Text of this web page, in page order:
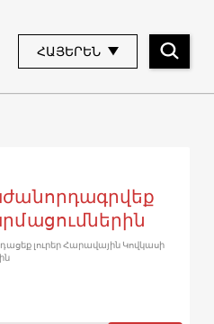
ՀԱՅԵՐԵՆ
լուրեր Հարավային Կովկասի